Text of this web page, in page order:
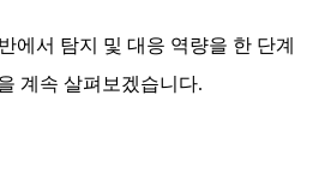
에서 탐지 및 대응 역량을 한 단계
계속 살펴보겠습니다.